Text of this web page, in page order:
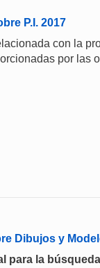
P.I. 2017
con la
por las
Dibujos y
para la